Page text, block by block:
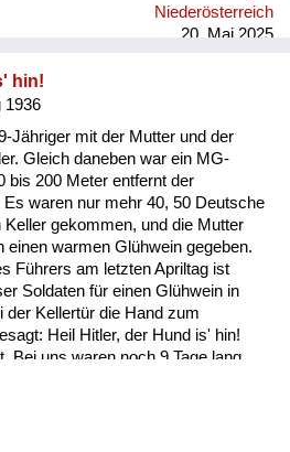
Niederösterreich
20. Mai 2025
hin!
1936
Jähriger mit der Mutter und der
Gleich daneben war ein MG-
bis 200 Meter entfernt der
waren nur mehr 40, 50 Deutsche
gekommen, und die Mutter
einen warmen Glühwein gegeben.
Führers am letzten Apriltag ist
Soldaten für einen Glühwein in
der Kellertür die Hand zum
Heil Hitler, der Hund is' hin!
Bei uns waren noch 9 Tage lang